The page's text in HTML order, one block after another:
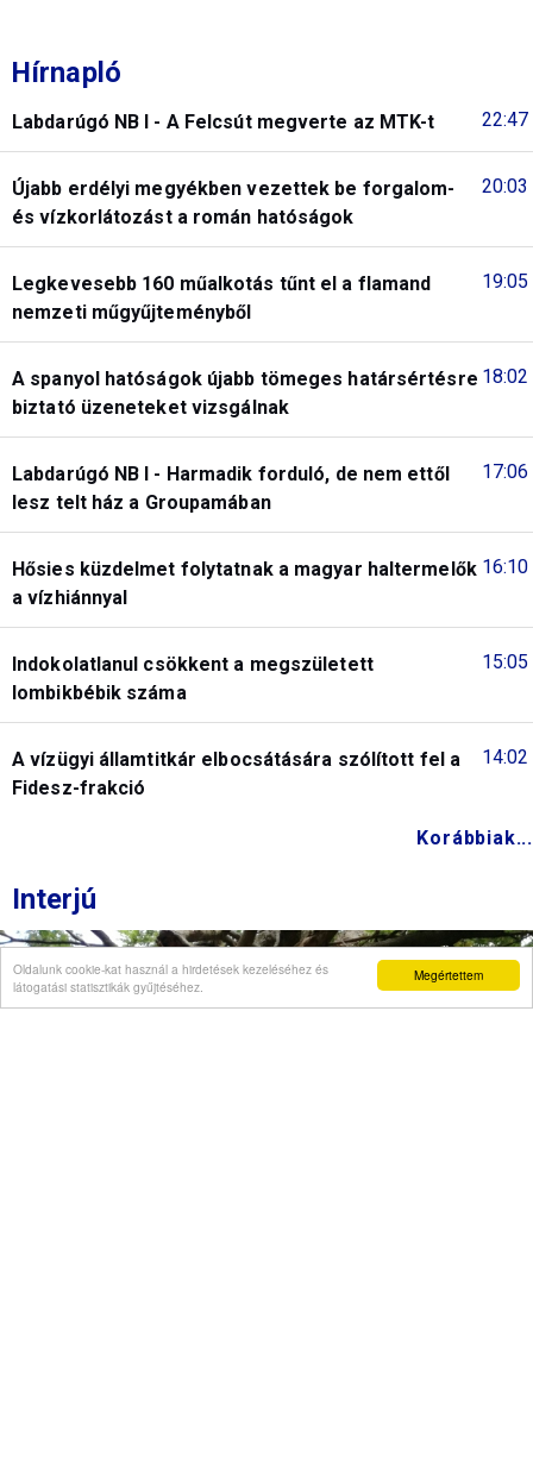
Megértettem
Oldalunk cookie-kat használ a hirdetések kezeléséhez és
látogatási statisztikák gyűjtéséhez.
Hírnapló
22:47
Labdarúgó NB I - A Felcsút megverte az MTK-t
20:03
Újabb erdélyi megyékben vezettek be forgalom-
és vízkorlátozást a román hatóságok
19:05
Legkevesebb 160 műalkotás tűnt el a flamand
nemzeti műgyűjteményből
18:02
A spanyol hatóságok újabb tömeges határsértésre
biztató üzeneteket vizsgálnak
17:06
Labdarúgó NB I - Harmadik forduló, de nem ettől
lesz telt ház a Groupamában
16:10
Hősies küzdelmet folytatnak a magyar haltermelők
a vízhiánnyal
15:05
Indokolatlanul csökkent a megszületett
lombikbébik száma
14:02
A vízügyi államtitkár elbocsátására szólított fel a
Fidesz-frakció
Korábbiak...
Interjú